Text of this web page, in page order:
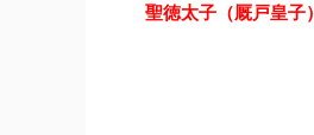
聖徳太子（厩戸皇子）